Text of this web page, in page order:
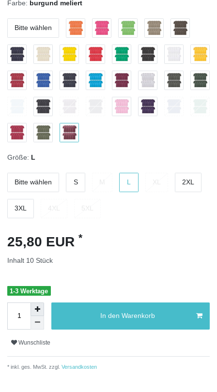
Farbe: burgund meliert
Bitte wählen
Größe: L
Bitte wählen S L 2XL
3XL
25,80 EUR *
Inhalt 10 Stück
1-3 Werktage
In den Warenkorb
Wunschliste
* inkl. ges. MwSt. zzgl. Versandkosten